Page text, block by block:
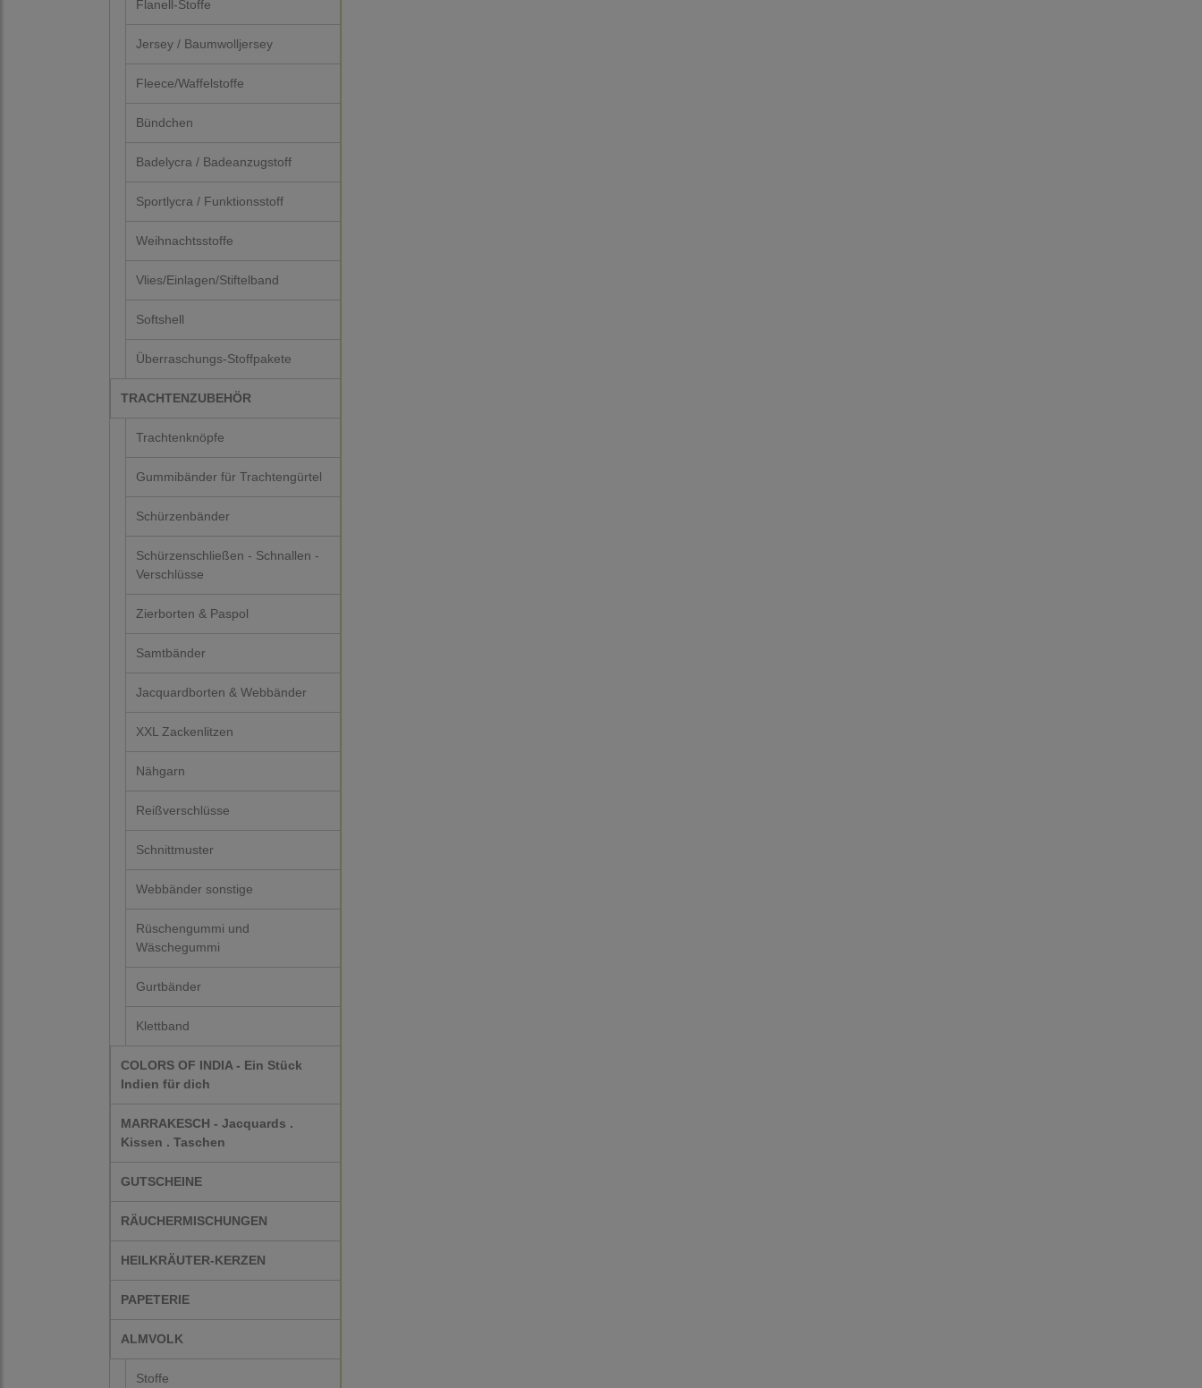
Flanell-Stoffe
Jersey / Baumwolljersey
Fleece/Waffelstoffe
Bündchen
Badelycra / Badeanzugstoff
Sportlycra / Funktionsstoff
Weihnachtsstoffe
Vlies/Einlagen/Stiftelband
Softshell
Überraschungs-Stoffpakete
TRACHTENZUBEHÖR
Trachtenknöpfe
Gummibänder für Trachtengürtel
Schürzenbänder
Schürzenschließen - Schnallen -
Verschlüsse
Zierborten & Paspol
Samtbänder
Jacquardborten & Webbänder
XXL Zackenlitzen
Nähgarn
Reißverschlüsse
Schnittmuster
Webbänder sonstige
Rüschengummi und
Wäschegummi
Gurtbänder
Klettband
COLORS OF INDIA - Ein Stück
Indien für dich
MARRAKESCH - Jacquards .
Kissen . Taschen
GUTSCHEINE
RÄUCHERMISCHUNGEN
HEILKRÄUTER-KERZEN
PAPETERIE
ALMVOLK
Stoffe